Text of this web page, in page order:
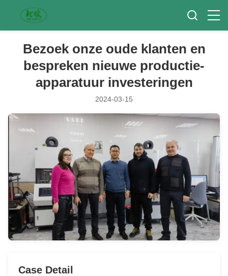
Bezoek onze oude klanten en
bespreken nieuwe productie-
apparatuur investeringen
2024-03-15
Case Detail